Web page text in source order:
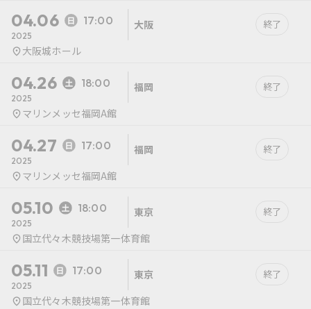
04.06 17:00
2025
大阪 終了
大阪城ホール
04.26 18:00
2025
福岡 終了
マリンメッセ福岡A館
04.27 17:00
2025
福岡 終了
マリンメッセ福岡A館
05.10 18:00
2025
東京 終了
国立代々木競技場第一体育館
05.11 17:00
2025
東京 終了
国立代々木競技場第一体育館